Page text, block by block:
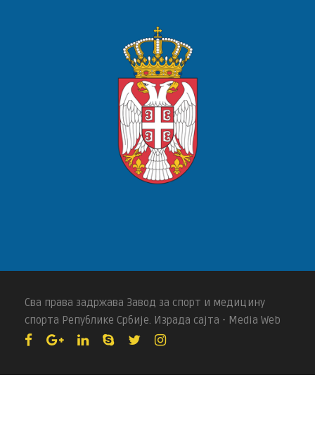
Сва права задржава Завод за спорт и медицину
спорта Републике Србије. Израда сајта - Media Web